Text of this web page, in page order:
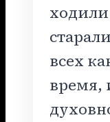
всех
время,